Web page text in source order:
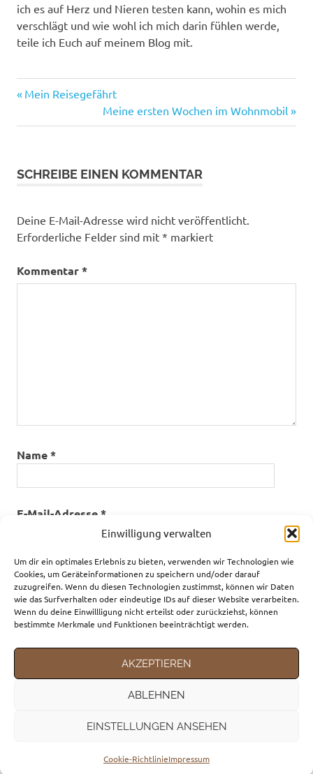
Einwilligung verwalten
Um dir ein optimales Erlebnis zu bieten, verwenden wir Technologien wie
Cookies, um Geräteinformationen zu speichern und/oder darauf
zuzugreifen. Wenn du diesen Technologien zustimmst, können wir Daten
wie das Surfverhalten oder eindeutige IDs auf dieser Website verarbeiten.
Wenn du deine Einwillligung nicht erteilst oder zurückziehst, können
bestimmte Merkmale und Funktionen beeinträchtigt werden.
AKZEPTIEREN
ABLEHNEN
EINSTELLUNGEN ANSEHEN
Cookie-RichtlinieImpressum
ich es auf Herz und Nieren testen kann, wohin es mich
verschlägt und wie wohl ich mich darin fühlen werde,
teile ich Euch auf meinem Blog mit.
Entscheidungsfindung
Planung
RollerTeam
Sabbatical
Beitragsnavigation
Vorheriger
Mein Reisegefährt
Nächster
Beitrag:
Meine ersten Wochen im Wohnmobil
SCHREIBE EINEN KOMMENTAR
Deine E-Mail-Adresse wird nicht veröffentlicht.
Erforderliche Felder sind mit * markiert
Kommentar*
Name*
E-Mail-Adresse*
Website
Name, E-Mail-Adresse und Website in diesem
Browser für meinen nächsten Kommentar speichern.